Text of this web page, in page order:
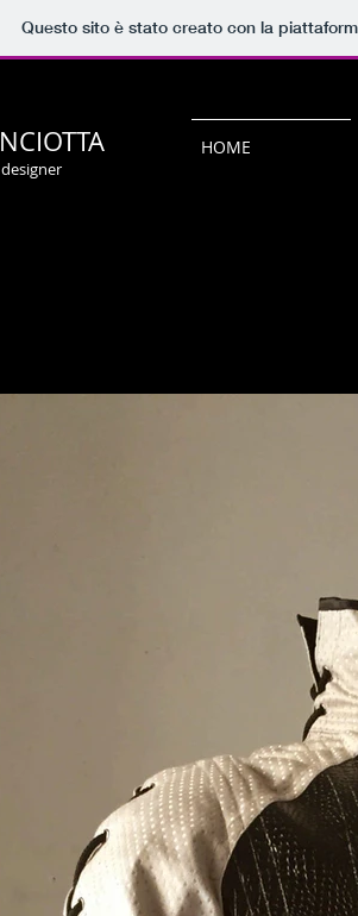
Questo sito è stato creato con la
HOME